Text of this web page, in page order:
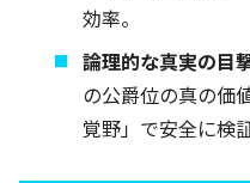
効率。
論理的な真実の目
の公爵位の真の価
覚野」で安全に検